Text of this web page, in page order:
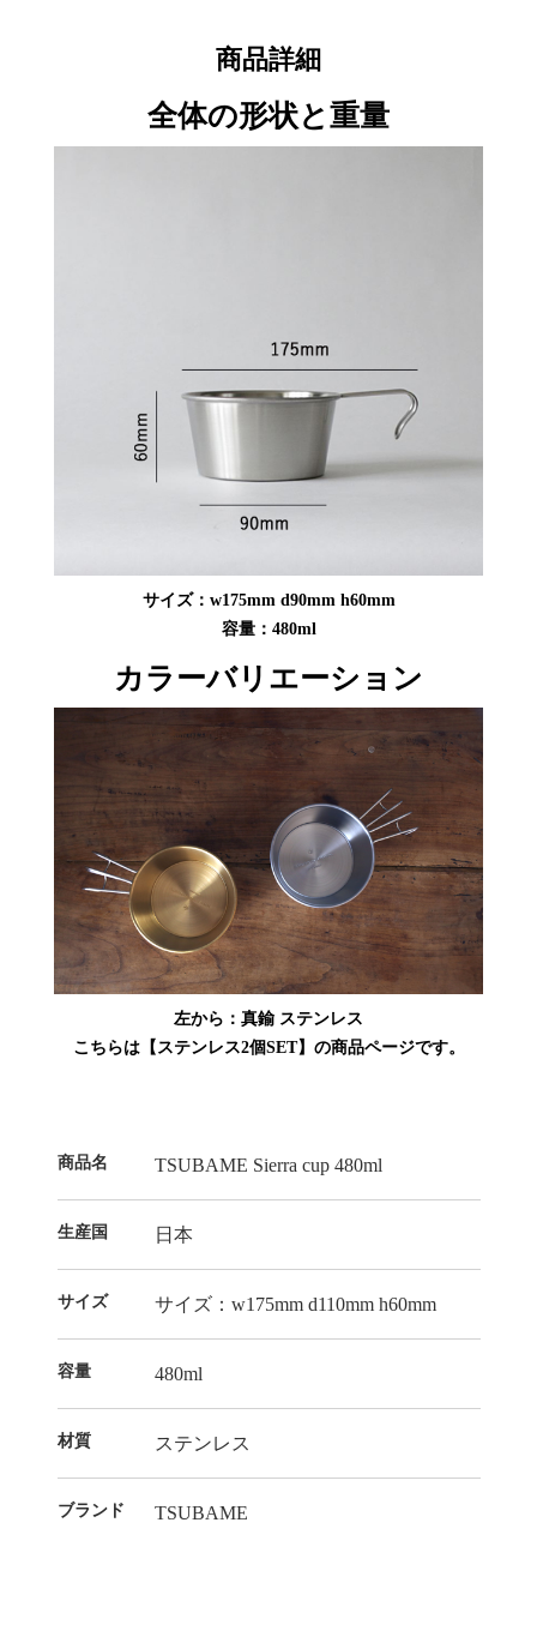
商品詳細
全体の形状と重量
サイズ：w175mm d90mm h60mm
容量：480ml
カラーバリエーション
左から：真鍮 ステンレス
こちらは【ステンレス2個SET】の商品ページです。
商品名 TSUBAME Sierra cup 480ml
生産国 日本
サイズ サイズ：w175mm d110mm h60mm
容量 480ml
材質 ステンレス
ブランド TSUBAME